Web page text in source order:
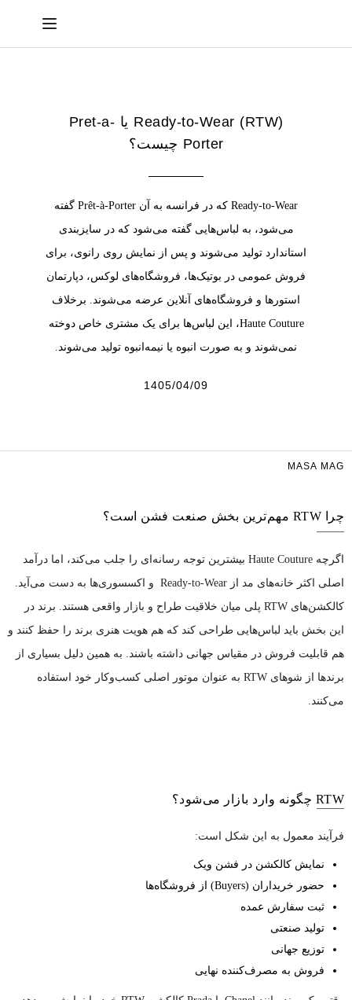
Ready-to-Wear (RTW) یا Pret-a-
Porter چیست؟
Ready-to-Wear که در فرانسه به آن Prêt-à-Porter گفته
می‌شود، به لباس‌هایی گفته می‌شود که در سایزبندی
استاندارد تولید می‌شوند و پس از نمایش روی رانوی، برای
فروش عمومی در بوتیک‌ها، فروشگاه‌های لوکس، دپارتمان
استورها و فروشگاه‌های آنلاین عرضه می‌شوند. برخلاف
Haute Couture، این لباس‌ها برای یک مشتری خاص دوخته
نمی‌شوند و به صورت انبوه یا نیمه‌انبوه تولید می‌شوند.
1405/04/09
MASA MAG
چرا RTW مهم‌ترین بخش صنعت فشن است؟
اگرچه Haute Couture بیشترین توجه رسانه‌ای را جلب می‌کند، اما درآمد
اصلی اکثر خانه‌های مد از Ready-to-Wear و اکسسوری‌ها به دست می‌آید.
کالکشن‌های RTW پلی میان خلاقیت طراح و بازار واقعی هستند. برند در
این بخش باید لباس‌هایی طراحی کند که هم هویت هنری برند را حفظ کنند و
هم قابلیت فروش در مقیاس جهانی داشته باشند. به همین دلیل بسیاری از
برندها از شوهای RTW به عنوان موتور اصلی کسب‌وکار خود استفاده
می‌کنند.
RTW چگونه وارد بازار می‌شود؟
فرآیند معمول به این شکل است:
نمایش کالکشن در فشن ویک
حضور خریداران (Buyers) از فروشگاه‌ها
ثبت سفارش عمده
تولید صنعتی
توزیع جهانی
فروش به مصرف‌کننده نهایی